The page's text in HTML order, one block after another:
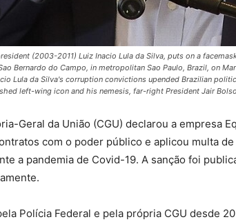
(2003-2011) Luiz Inacio Lula da Silva, puts on a
Bernardo do Campo, in metropolitan Sao Paulo, Brazil, on
Lula da Silva's corruption convictions upended Brazilian
left-wing icon and his nemesis, far-right President Jair
Geral da União (CGU) declarou a empresa
com o poder público e aplicou multa
a pandemia de Covid-19. A sanção foi
Polícia Federal e pela própria CGU desde